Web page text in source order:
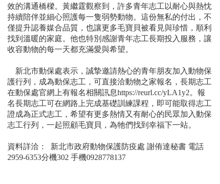
效的溝通橋樑。黃繼霆觀察到，許多青年志工以耐心與熱忱
持續陪伴並細心照護每一隻弱勢動物。這份無私的付出，不
僅提升認養媒合品質，也讓更多毛寶貝被看見與珍惜，順利
找到溫暖的家庭。他也特別感謝青年志工長期投入服務，讓
收容動物的每一天都充滿愛與希望。
新北市動保處表示，誠摯邀請熱心的青年朋友加入動物保
護行列，成為動保志工，可直接洽動物之家報名，長期志工
在動保處官網上有報名相關訊息https://reurl.cc/yLA1y2。報
名長期志工可在網路上完成基礎訓練課程，即可能取得志工
證成為正式志工，希望有更多熱情又有耐心的民眾加入動保
志工行列，一起照顧毛寶貝，為牠們找到幸福下一站。
資料詳洽： 新北市政府動物保護防疫處 謝侑達秘書 電話
2959-6353分機302 手機0928778137